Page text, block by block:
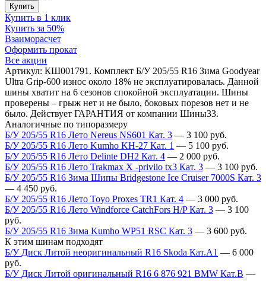
Купить
Купить в 1 клик
Купить за 50%
Взаиморасчет
Оформить прокат
Все акции
Артикул: КШ001791. Комплект Б/У 205/55 R16 Зима Goodyear
Ultra Grip-600 износ около 18% не эксплуатировалась. Данной
шины хватит на 6 сезонов спокойной эксплуатации. Шины
проверены – грыж нет и не было, боковых порезов нет и не
было. Действует ГАРАНТИЯ от компании Шины33.
Аналогичные по типоразмеру
Б/У 205/55 R16 Лето Nereus NS601 Кат. 3 — 3 100 руб.
Б/У 205/55 R16 Лето Kumho KH-27 Кат. 1 — 5 100 руб.
Б/У 205/55 R16 Лето Delinte DH2 Кат. 4 — 2 000 руб.
Б/У 205/55 R16 Лето Trakmax X -priviio tx3 Кат. 3 — 3 100 руб.
Б/У 205/55 R16 Зима Шипы Bridgestone Ice Cruiser 7000S Кат. 3
— 4 450 руб.
Б/У 205/55 R16 Лето Toyo Proxes TR1 Кат. 4 — 3 000 руб.
Б/У 205/55 R16 Лето Windforce CatchFors H/P Кат. 3 — 3 100
руб.
Б/У 205/55 R16 Зима Kumho WP51 RSC Кат. 3 — 3 600 руб.
К этим шинам подходят
Б/У Диск Литой неоригинальный R16 Skoda Кат.А1 — 6 000
руб.
Б/У Диск Литой оригинальный R16 6 876 921 BMW Кат.В —